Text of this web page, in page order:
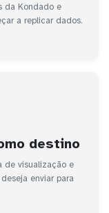
da Kondado e
a replicar dados.
destino
visualização e
enviar para